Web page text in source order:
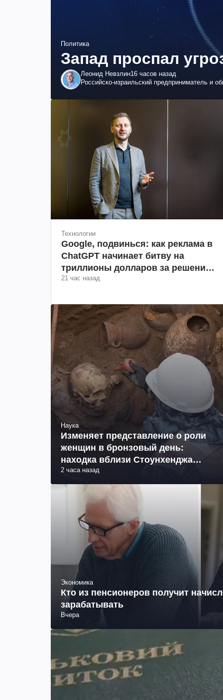
Политика
Запад проспал
Леонид Невзлин16 часов назад
Российско-израильский предприниматель и
Технологии
Google, подвинься: как реклама в
ChatGPT начинает битву на
триллионы долларов за решение
пользователей
21 час назад
Наука
Изменяет представление о роли
женщин в бронзовый день:
находка вблизи Стоунхенджа
поразила ученых (фото)
2 часа назад
Экономика
Кто из пенсионеров получит
зарабатывать
Вчера